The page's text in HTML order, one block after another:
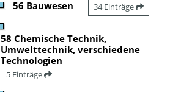
56 Bauwesen 34 Einträge
58 Chemische Technik,
Umwelttechnik, verschiedene
Technologien
5 Einträge